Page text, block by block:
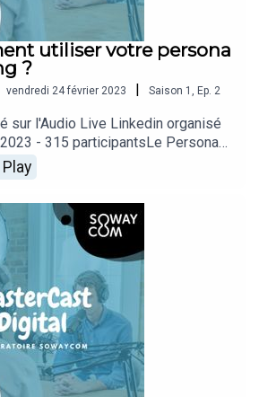
utiliser votre persona
?
vendredi 24 février 2023 Saison 1 , Ep. 2
sur l'Audio Live Linkedin organisé
- 315 participantsLe Persona
étape indispensable pour votre
créer est une chose mais
dans votre stratégie marketing
également dans votre prospection
Play